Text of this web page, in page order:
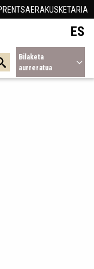
ERAKUSKETARIA
ES
Bilaketa
aurreratua